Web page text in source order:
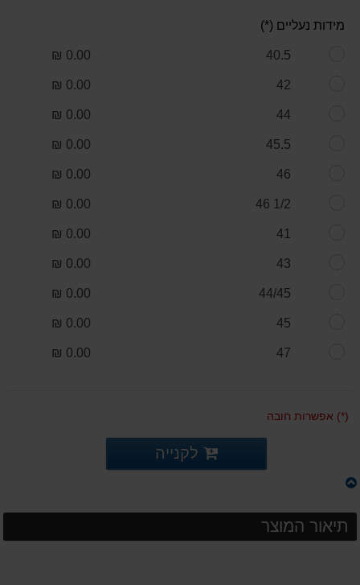
מידות נעליים (*)
40.5
0.00 ₪
42
0.00 ₪
44
0.00 ₪
45.5
0.00 ₪
46
0.00 ₪
1/2 46
0.00 ₪
41
0.00 ₪
43
0.00 ₪
44/45
0.00 ₪
45
0.00 ₪
47
0.00 ₪
(*) אפשרות חובה
לקנייה
תיאור המוצר